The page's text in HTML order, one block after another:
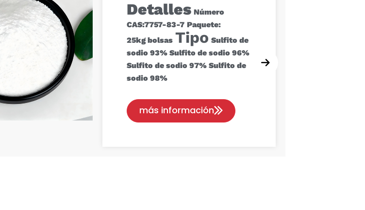
Detalles Número
CAS:7757-83-7 Paquete:
25kgbolsas Tipo Sulfito de
sodio 93% Sulfito de sodio 96%
Sulfito de sodio 97% Sulfito de
sodio 98%
más información